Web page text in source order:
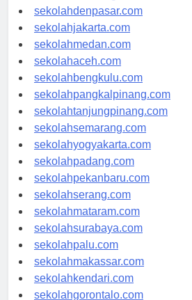
sekolahbandung.com
sekolahdenpasar.com
sekolahjakarta.com
sekolahmedan.com
sekolahaceh.com
sekolahbengkulu.com
sekolahpangkalpinang.com
sekolahtanjungpinang.com
sekolahsemarang.com
sekolahyogyakarta.com
sekolahpadang.com
sekolahpekanbaru.com
sekolahserang.com
sekolahmataram.com
sekolahsurabaya.com
sekolahpalu.com
sekolahmakassar.com
sekolahkendari.com